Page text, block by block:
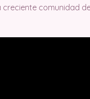
creciente comunidad